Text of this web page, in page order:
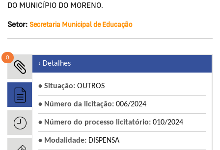
DO MUNICÍPIO DO MORENO.
Setor: Secretaria Municipal de Educação
0
› Detalhes
• Situação: OUTROS
• Número da licitação: 006/2024
• Número do processo licitatório: 010/2024
• Modalidade: DISPENSA